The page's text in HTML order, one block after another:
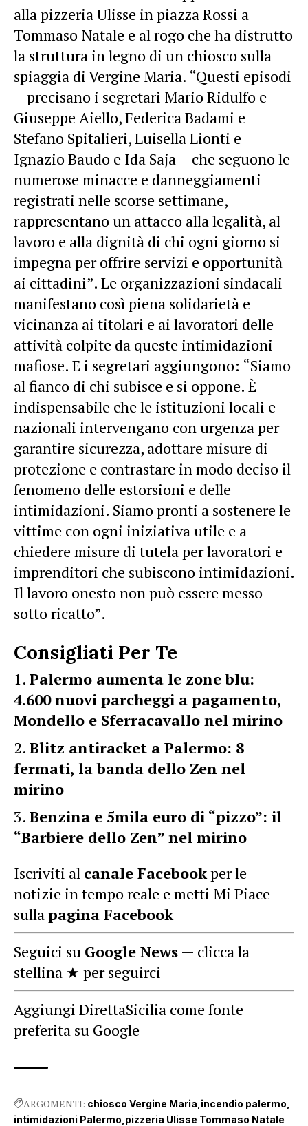
alla pizzeria Ulisse in piazza Rossi a
Tommaso Natale e al rogo che ha distrutto
la struttura in legno di un chiosco sulla
spiaggia di Vergine Maria. “Questi episodi
– precisano i segretari Mario Ridulfo e
Giuseppe Aiello, Federica Badami e
Stefano Spitalieri, Luisella Lionti e
Ignazio Baudo e Ida Saja – che seguono le
numerose minacce e danneggiamenti
registrati nelle scorse settimane,
rappresentano un attacco alla legalità, al
lavoro e alla dignità di chi ogni giorno si
impegna per offrire servizi e opportunità
ai cittadini”. Le organizzazioni sindacali
manifestano così piena solidarietà e
vicinanza ai titolari e ai lavoratori delle
attività colpite da queste intimidazioni
mafiose. E i segretari aggiungono: “Siamo
al fianco di chi subisce e si oppone. È
indispensabile che le istituzioni locali e
nazionali intervengano con urgenza per
garantire sicurezza, adottare misure di
protezione e contrastare in modo deciso il
fenomeno delle estorsioni e delle
intimidazioni. Siamo pronti a sostenere le
vittime con ogni iniziativa utile e a
chiedere misure di tutela per lavoratori e
imprenditori che subiscono intimidazioni.
Il lavoro onesto non può essere messo
sotto ricatto”.
Consigliati Per Te
Palermo aumenta le zone blu:
4.600 nuovi parcheggi a pagamento,
Mondello e Sferracavallo nel mirino
Blitz antiracket a Palermo: 8
fermati, la banda dello Zen nel
mirino
Benzina e 5mila euro di “pizzo”: il
“Barbiere dello Zen” nel mirino
Iscriviti al canale Facebookper le
notizie in tempo reale e metti Mi Piace
sullapagina Facebook
Seguici su Google News — clicca la
stellina ★ per seguirci
Aggiungi DirettaSicilia come fonte
preferita su Google
ARGOMENTI: chiosco Vergine Maria incendio palermo
intimidazioni Palermo pizzeria Ulisse Tommaso Natale